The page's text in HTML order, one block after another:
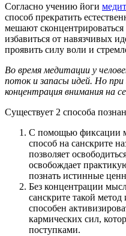
Согласно учению йоги
способ прекратить
мешают
избавиться от навязчивых
проявить силу воли и
Во время медитации у
поток и запасы идей. Но
концентрация внимания на
Существует 2 способа
С помощью фиксации
способ на санскрите
позволяет
освобождает
познать истинные
Без концентрации
санскрите такой
способен
кармических сил,
поступками.